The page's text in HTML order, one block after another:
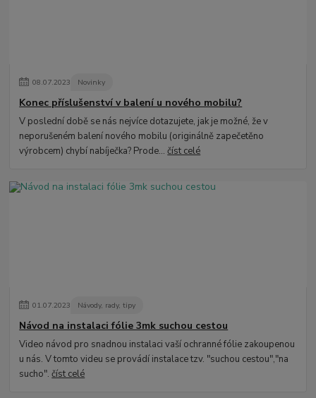
08.07.2023 Novinky
Konec příslušenství v balení u nového mobilu?
V poslední době se nás nejvíce dotazujete, jak je možné, že v
neporušeném balení nového mobilu (originálně zapečetěno
výrobcem) chybí nabíječka? Prode...číst celé
01.07.2023 Návody, rady, tipy
Návod na instalaci fólie 3mk suchou cestou
Video návod pro snadnou instalaci vaší ochranné fólie zakoupenou
u nás. V tomto videu se provádí instalace tzv. "suchou cestou","na
sucho".číst celé